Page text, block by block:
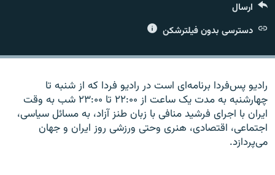
ارسال
دسترسی بدون فیلترشکن
رادیو پس‌فردا برنامه‌ای است در رادیو فردا که از شنبه تا
چهارشنبه به مدت یک ساعت از ۲۲:۰۰ تا ۲۳:۰۰ شب به وقت
ایران با اجرای فرشید منافی با زبان طنز آزاد، به مسائل سیاسی،
اجتماعی، اقتصادی، هنری وحتی ورزشی روز ایران و جهان
می‌پردازد.